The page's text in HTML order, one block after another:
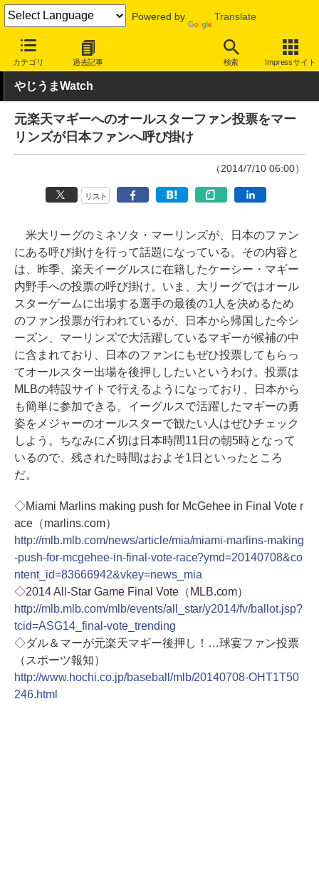
Powered by Translate
カテゴリ 過去記事 検索 Impressサイト
INTERNET Watch トピック
やじうまWatch
元楽天マギーへのオールスターファン投票をマー
リンズが日本ファンへ呼び掛け
（2014/7/10 06:00）
リスト
米大リーグのミネソタ・マーリンズが、日本のファン
にある呼び掛けを行って話題になっている。その内容と
は、昨季、楽天イーグルスに在籍したケーシー・マギー
内野手への投票の呼び掛け。いま、大リーグではオール
スターゲームに出場する選手の最後の1人を決めるため
のファン投票が行われているが、日本から帰国した今シ
ーズン、マーリンズで大活躍しているマギーが候補の中
に含まれており、日本のファンにもぜひ投票してもらっ
てオールスター出場を後押ししたいというわけ。投票は
MLBの特設サイトで行えるようになっており、日本から
も簡単に参加できる。イーグルスで活躍したマギーの勇
姿をメジャーのオールスターで観たい人はぜひチェック
しよう。ちなみに〆切は日本時間11日の朝5時となって
いるので、残された時間はおよそ1日といったところ
だ。
◇Miami Marlins making push for McGehee in Final Vote r
ace（marlins.com）
http://mlb.mlb.com/news/article/mia/miami-marlins-making
-push-for-mcgehee-in-final-vote-race?ymd=20140708&co
ntent_id=83666942&vkey=news_mia
◇2014 All-Star Game Final Vote（MLB.com）
http://mlb.mlb.com/mlb/events/all_star/y2014/fv/ballot.jsp?
tcid=ASG14_final-vote_trending
◇ダル＆マーが元楽天マギー後押し！…球宴ファン投票
（スポーツ報知）
http://www.hochi.co.jp/baseball/mlb/20140708-OHT1T50
246.html